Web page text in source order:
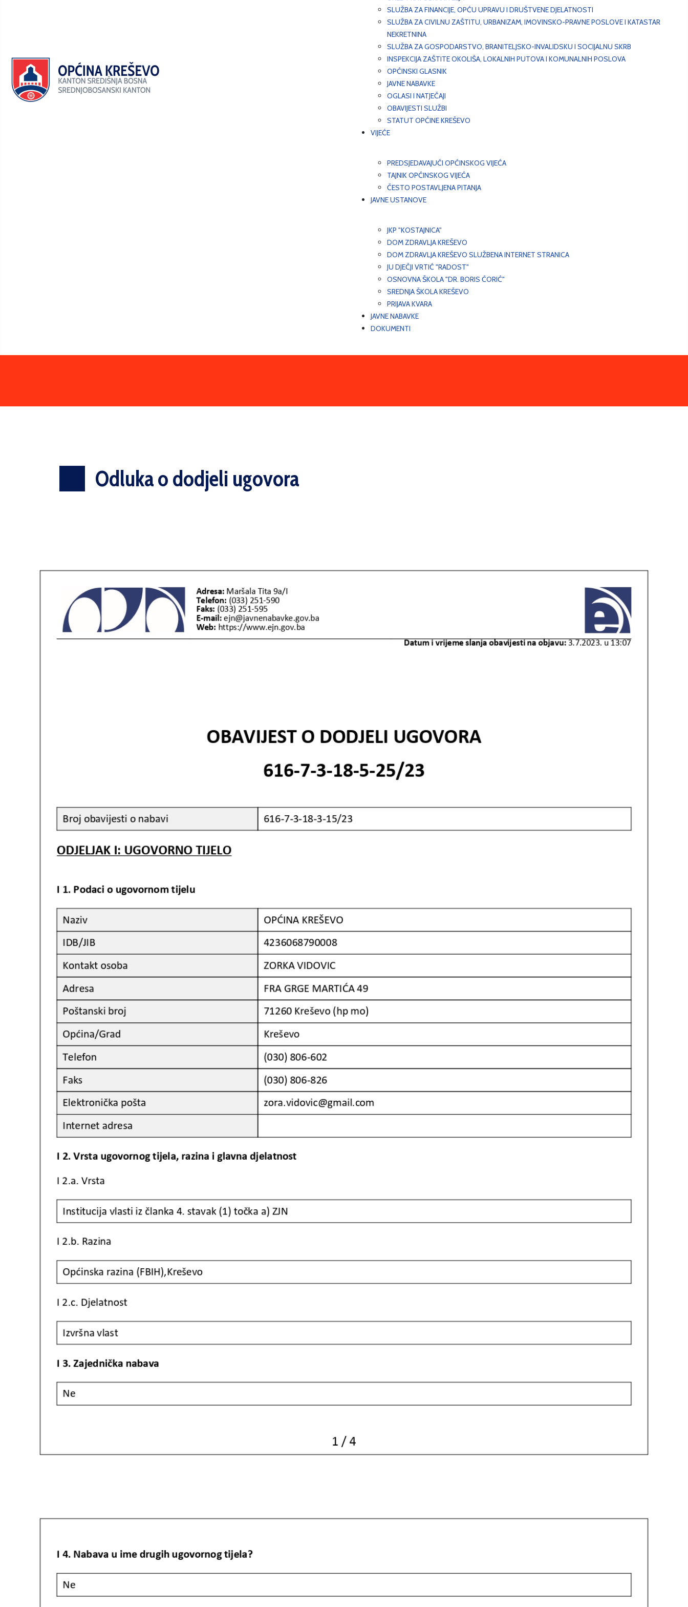
SLUŽBA ZA FINANCIJE, OPĆU UPRAVU I DRUŠTVENE DJELATNOSTI
SLUŽBA ZA CIVILNU ZAŠTITU, URBANIZAM, IMOVINSKO-PRAVNE POSLOVE I KATASTAR
NEKRETNINA
SLUŽBA ZA GOSPODARSTVO, BRANITELJSKO-INVALIDSKU I SOCIJALNU SKRB
INSPEKCIJA ZAŠTITE OKOLIŠA, LOKALNIH PUTOVA I KOMUNALNIH POSLOVA
OPĆINSKI GLASNIK
JAVNE NABAVKE
OGLASI I NATJEČAJI
OBAVIJESTI SLUŽBI
STATUT OPĆINE KREŠEVO
VIJEĆE
PREDSJEDAVAJUĆI OPĆINSKOG VIJEĆA
TAJNIK OPĆINSKOG VIJEĆA
ČESTO POSTAVLJENA PITANJA
JAVNE USTANOVE
JKP "KOSTAJNICA"
DOM ZDRAVLJA KREŠEVO
DOM ZDRAVLJA KREŠEVO SLUŽBENA INTERNET STRANICA
JU DJEČJI VRTIĆ "RADOST"
OSNOVNA ŠKOLA "DR. BORIS ĆORIĆ"
SREDNJA ŠKOLA KREŠEVO
PRIJAVA KVARA
JAVNE NABAVKE
DOKUMENTI
Odluka o dodjeli ugovora